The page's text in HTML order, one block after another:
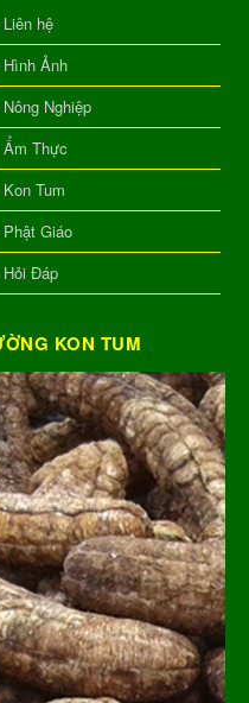
Liên hệ
Hình Ảnh
Nông Nghiệp
Ẩm Thực
Kon Tum
Phật Giáo
Hỏi Đáp
KON TUM